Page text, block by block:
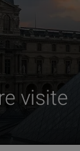
visite